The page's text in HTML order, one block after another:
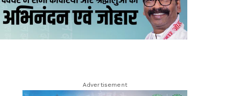
Advertisement